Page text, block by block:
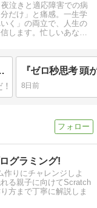
泣きと適応障害での病
だけ」と痛感。一生学
く」の両立で、人生の
します。忙しいあなた
代パパのリアル愛用品
8日前
グラミング!
作りにチャレンジしよ
る親子に向けてScratch
方まで丁寧に解説しま